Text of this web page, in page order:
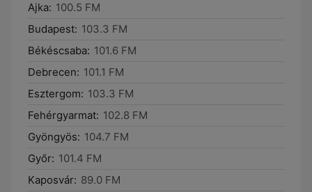
Ajka: 100.5 FM
Budapest: 103.3 FM
Békéscsaba: 101.6 FM
Debrecen: 101.1 FM
Esztergom: 103.3 FM
Fehérgyarmat: 102.8 FM
Gyöngyös: 104.7 FM
Győr: 101.4 FM
Kaposvár: 89.0 FM